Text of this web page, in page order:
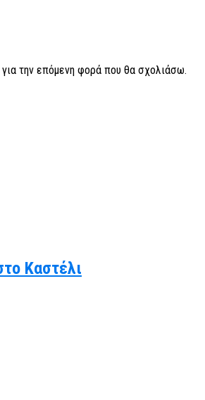
την επόμενη φορά που θα σχολιάσω.
Καστέλι